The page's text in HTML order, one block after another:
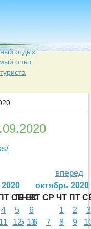
отдых
опыт
вперед
ПТ СБ ВС
4 5
6
11 12
13
октябрь 2020
ПН ВТ СР ЧТ ПТ
1
2
3
5
6 7 8 9